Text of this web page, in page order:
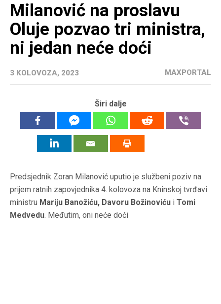
Milanović na proslavu
Oluje pozvao tri ministra,
ni jedan neće doći
3 KOLOVOZA, 2023 MAXPORTAL
Širi dalje
Predsjednik Zoran Milanović uputio je službeni poziv na
prijem ratnih zapovjednika 4. kolovoza na Kninskoj tvrđavi
ministru Mariju Banožiću, Davoru Božinoviću i Tomi
Medvedu. Međutim, oni neće doći